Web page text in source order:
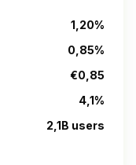
1,20%
0,85%
€0,85
4,1%
2,1B users